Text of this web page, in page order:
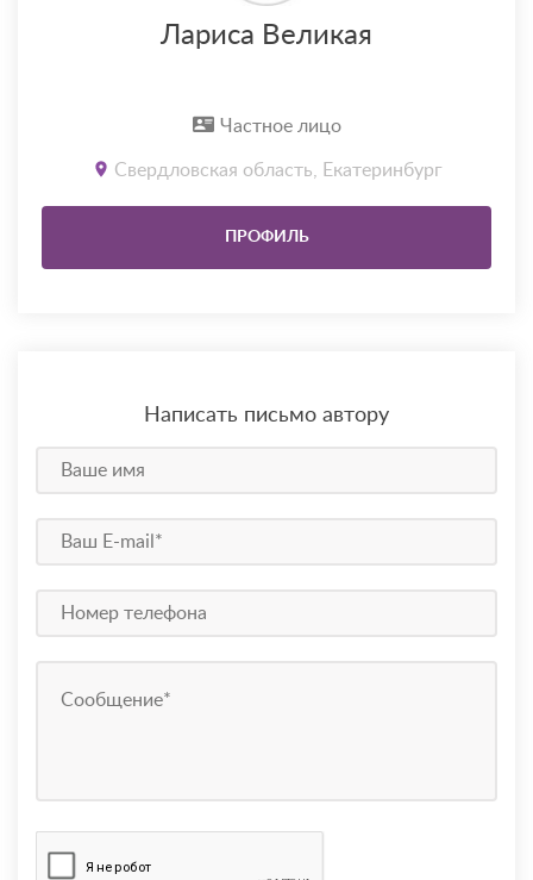
Лариса Великая
Частное лицо
Свердловская область, Екатеринбург
ПРОФИЛЬ
Написать письмо автору